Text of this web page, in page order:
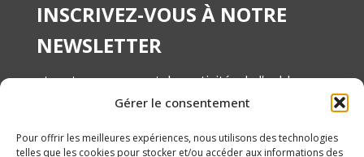
Gérer le consentement
Pour offrir les meilleures expériences, nous utilisons des technologies
telles que les cookies pour stocker et/ou accéder aux informations des
INSCRIVEZ-VOUS À NOTRE
NEWSLETTER
et restez au courant des activités de l'asbl